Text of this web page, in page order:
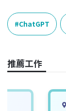
ChatGPT
推薦工作